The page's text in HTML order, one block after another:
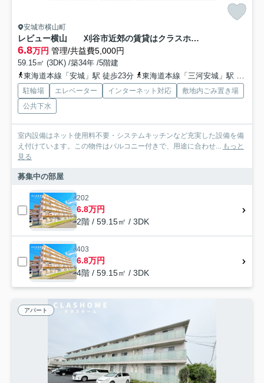
安城市横山町
レビュー横山 刈谷市近郊の賃貸はクラスホーム刈谷店
6.8万円 管理/共益費5,000円
59.15㎡ (3DK) /築34年 /5階建
東海道本線「安城」駅 徒歩23分
東海道本線「三河安城」駅 徒歩25分
駐輪場 エレベーター インターネット対応
敷地内ごみ置き場
公共下水
室内設備はネット使用料不要・システムキッチンなど充実した設備を備
え付けています。この物件はバルコニー付きで、用途に合わせ... もっと
見る
募集中の部屋
202
6.8万円
2階 / 59.15㎡ / 3DK
403
6.8万円
4階 / 59.15㎡ / 3DK
アパート